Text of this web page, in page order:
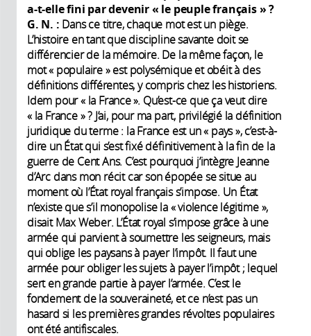
a-t-elle fini par devenir « le peuple français»?
G. N. : Dans ce titre, chaque mot est un piège.
L’histoire en tant que discipline savante doit se
différencier de la mémoire. De la même façon, le
mot « populaire » est polysémique et obéit à des
définitions différentes, y compris chez les historiens.
Idem pour « la France ». Qu’est-ce que ça veut dire
« la France » ? J’ai, pour ma part, privilégié la définition
juridique du terme : la France est un « pays », c’est-à-
dire un État qui s’est fixé définitivement à la fin de la
guerre de Cent Ans. C’est pourquoi j’intègre Jeanne
d’Arc dans mon récit car son épopée se situe au
moment où l’État royal français s’impose. Un État
n’existe que s’il monopolise la « violence légitime »,
disait Max Weber. L’État royal s’impose grâce à une
armée qui parvient à soumettre les seigneurs, mais
qui oblige les paysans à payer l’impôt. Il faut une
armée pour obliger les sujets à payer l’impôt ; lequel
sert en grande partie à payer l’armée. C’est le
fondement de la souveraineté, et ce n’est pas un
hasard si les premières grandes révoltes populaires
ont été antifiscales.